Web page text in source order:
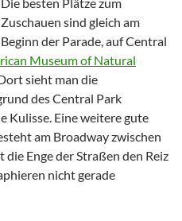
Zuschauen sind gleich am
Beginn der Parade, aufCentral
Museum of Natural
Dort sieht man die
desCentral Park
Kulisse. Eine weitere gute
am Broadwayzwischen
Enge der Straßen den Reiz
nicht gerade